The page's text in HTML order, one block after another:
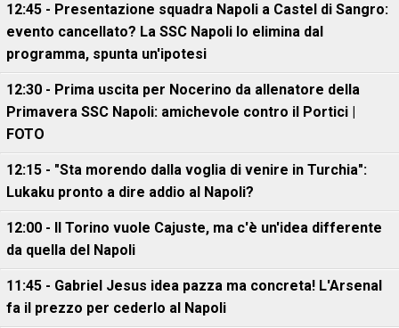
12:45 - Presentazione squadra Napoli a Castel di Sangro:
evento cancellato? La SSC Napoli lo elimina dal
programma, spunta un'ipotesi
12:30 - Prima uscita per Nocerino da allenatore della
Primavera SSC Napoli: amichevole contro il Portici |
FOTO
12:15 - "Sta morendo dalla voglia di venire in Turchia":
Lukaku pronto a dire addio al Napoli?
12:00 - Il Torino vuole Cajuste, ma c'è un'idea differente
da quella del Napoli
11:45 - Gabriel Jesus idea pazza ma concreta! L'Arsenal
fa il prezzo per cederlo al Napoli